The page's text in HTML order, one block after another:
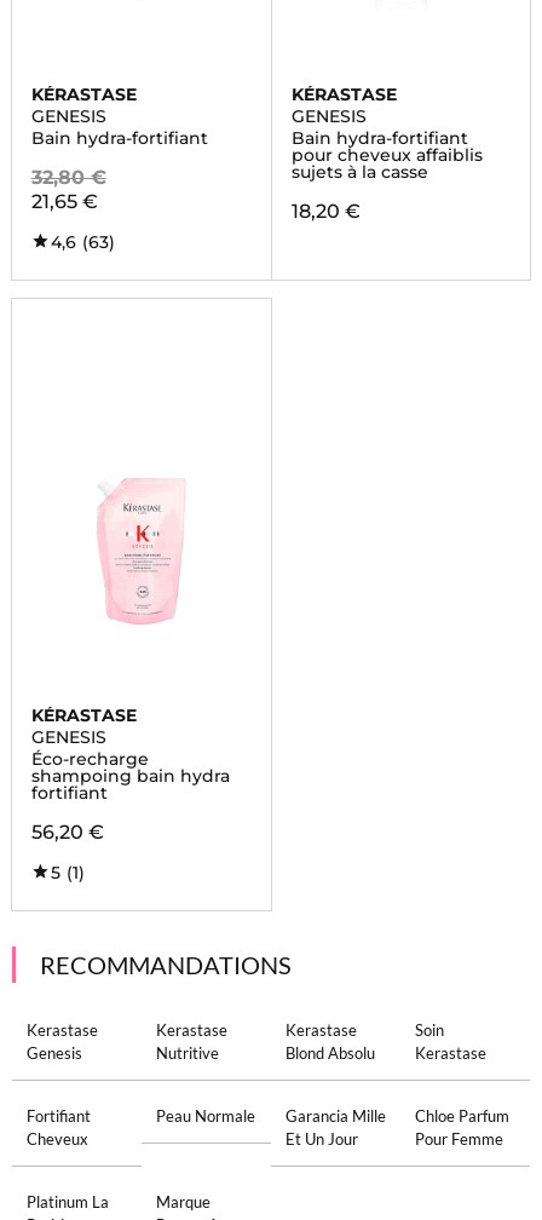
KÉRASTASE
GENESIS
Bain hydra-fortifiant
32,80 €
21,65 €
4,6 (63)
KÉRASTASE
GENESIS
Bain hydra-fortifiant
pour cheveux affaiblis
sujets à la casse
18,20 €
KÉRASTASE
GENESIS
Éco-recharge
shampoing bain hydra
fortifiant
56,20 €
5 (1)
RECOMMANDATIONS
Kerastase
Genesis
Kerastase
Nutritive
Kerastase
Blond Absolu
Soin
Kerastase
Fortifiant
Cheveux
Peau Normale
Garancia Mille
Et Un Jour
Chloe Parfum
Pour Femme
Platinum La
Marque